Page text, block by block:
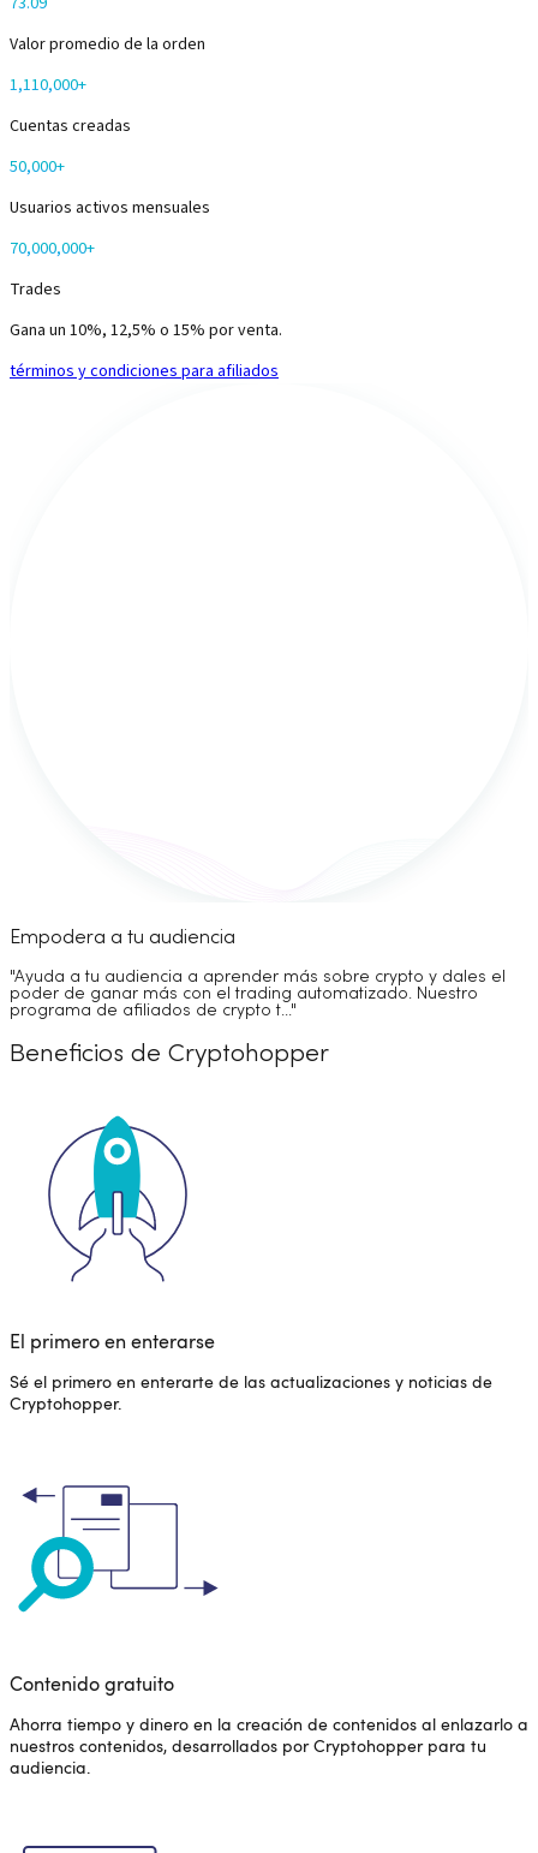
Valor promedio de la orden
1,110,000+
Cuentas creadas
50,000+
Usuarios activos mensuales
70,000,000+
Trades
Gana un 10%, 12,5% o 15% por venta.
términos y condiciones para afiliados
Empodera a tu audiencia
"Ayuda a tu audiencia a aprender más sobre crypto y dales el
poder de ganar más con el trading automatizado. Nuestro
programa de afiliados de crypto t..."
Beneficios de Cryptohopper
El primero en enterarse
Sé el primero en enterarte de las actualizaciones y noticias de
Cryptohopper.
Contenido gratuito
Ahorra tiempo y dinero en la creación de contenidos al enlazarlo a
nuestros contenidos, desarrollados por Cryptohopper para tu
audiencia.